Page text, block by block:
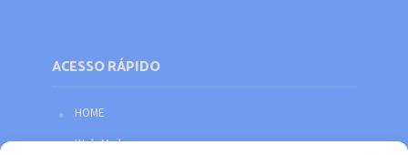
ACESSO RÁPIDO
HOME
Web Mail